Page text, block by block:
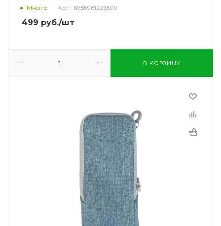
Много Арт.: 6958961226509
499 руб./шт
В КОРЗИНУ